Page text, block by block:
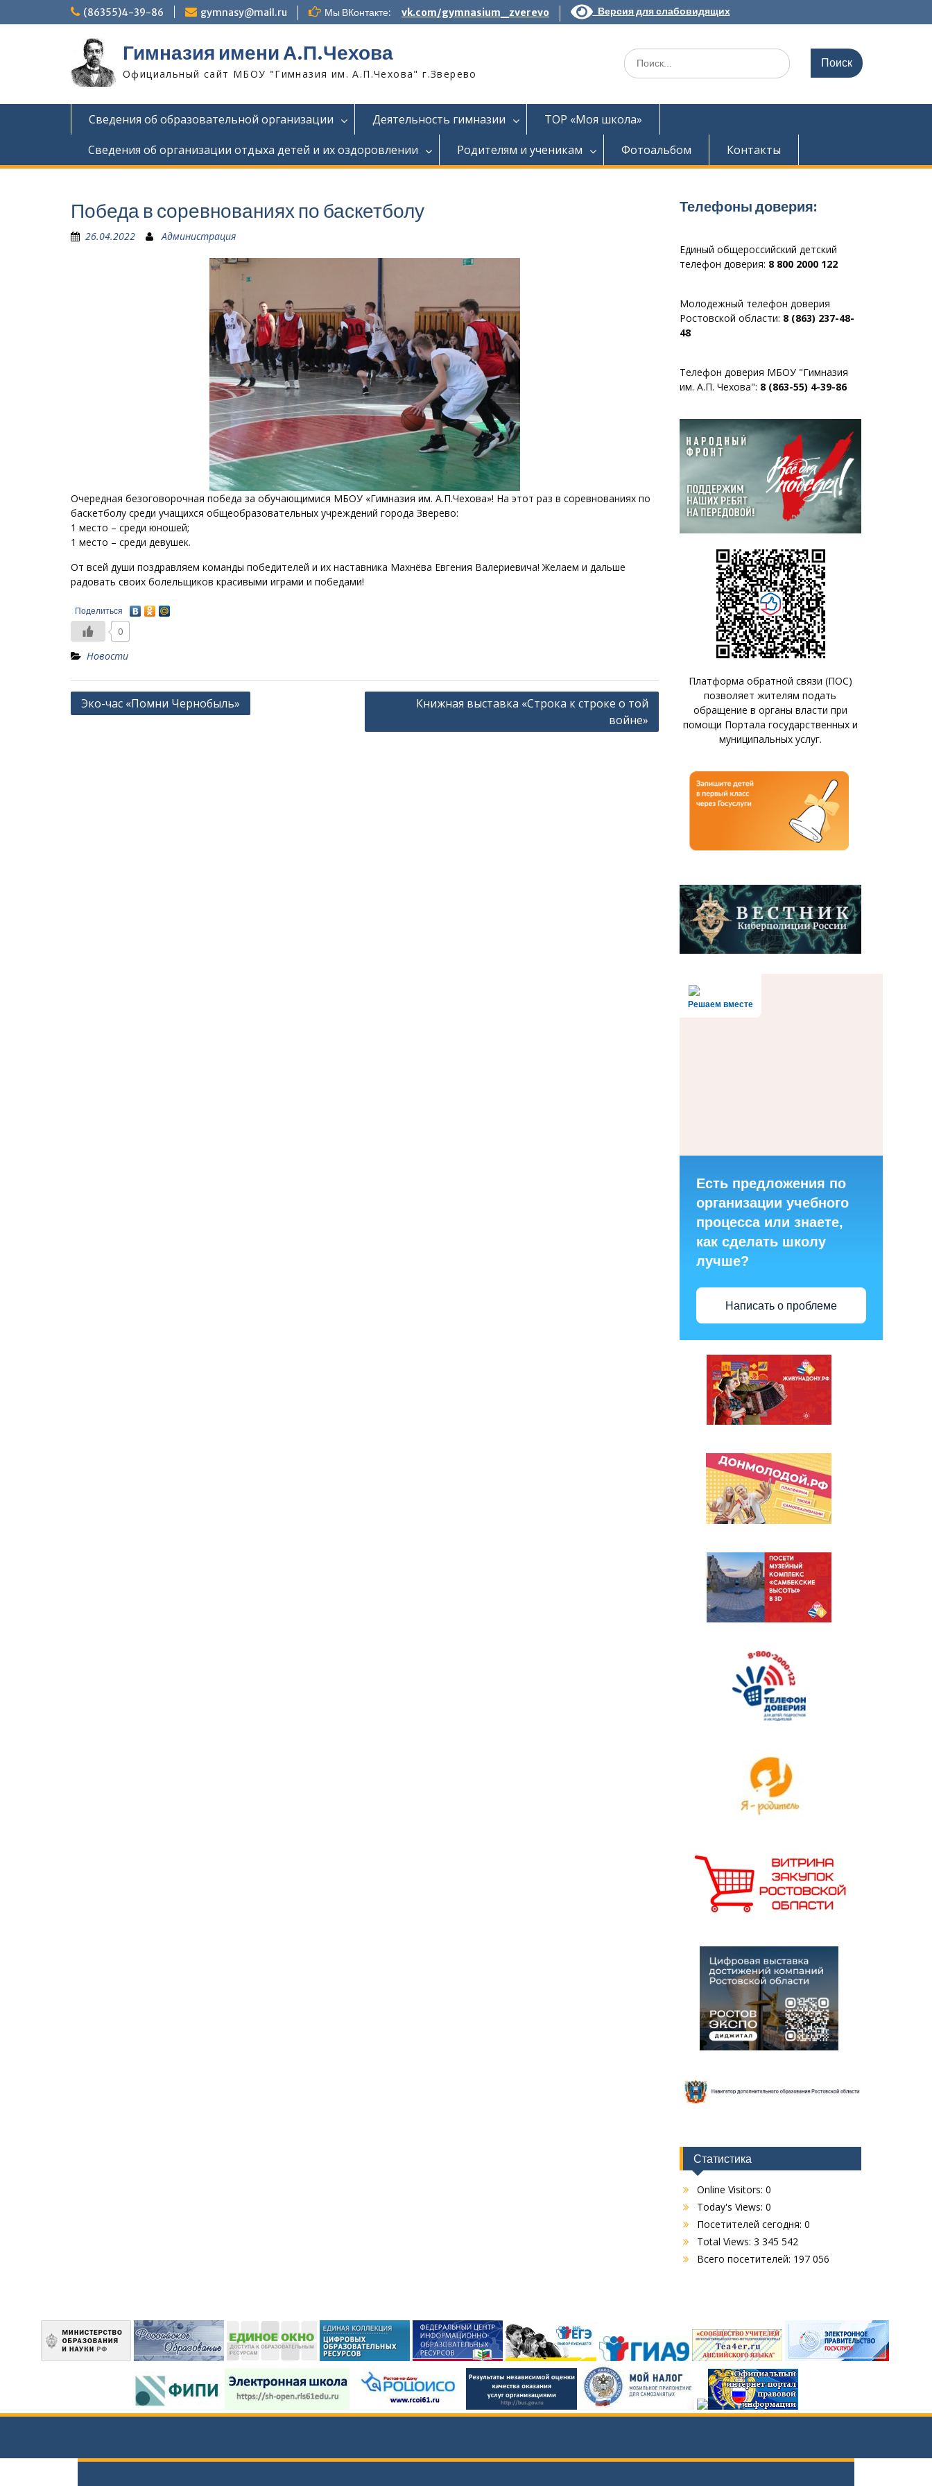
to
(86355)4-39-86 gymnasy@mail.ru Мы ВКонтакте: vk.com/gymnasium_zverevo Версия для слабовидящих
Гимназия имени А.П.Чехова
Официальный сайт МБОУ "Гимназия им. А.П.Чехова" г.Зверево
Search
for:
Сведения об образовательной организации Деятельность гимназии
ТОР «Моя школа»
Сведения об организации отдыха детей и их оздоровлении
Родителям и ученикам Фотоальбом Контакты
Победа в соревнованиях по баскетболу
26.04.2022 Администрация
Очередная безоговорочная победа за обучающимися МБОУ «Гимназия им. А.П.Чехова»! На этот раз в соревнованиях по
баскетболу среди учащихся общеобразовательных учреждений города Зверево:
1 место – среди юношей;
1 место – среди девушек.
От всей души поздравляем команды победителей и их наставника Махнёва Евгения Валериевича! Желаем и дальше
радовать своих болельщиков красивыми играми и победами!
Поделиться
0
Новости
Навигация
Эко-час «Помни Чернобыль»
Книжная выставка «Строка к строке о той
войне»
Телефоны доверия:
Единый общероссийский детский
телефон доверия: 8 800 2000 122
Молодежный телефон доверия
Ростовской области: 8 (863) 237-48-
48
Телефон доверия МБОУ "Гимназия
им. А.П. Чехова": 8 (863-55) 4-39-86
Платформа обратной связи (ПОС)
позволяет жителям подать
обращение в органы власти при
помощи Портала государственных и
муниципальных услуг.
Решаем вместе
Есть предложения по
организации учебного
процесса или знаете,
как сделать школу
лучше?
Написать о проблеме
Статистика
Online Visitors: 0
Today's Views: 0
Посетителей сегодня: 0
Total Views: 3 345 542
Всего посетителей: 197 056